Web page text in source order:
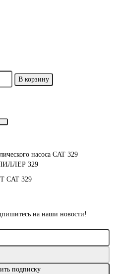
В корзину
насоса CAT 329
329
CAT 329
на наши новости!
подписку